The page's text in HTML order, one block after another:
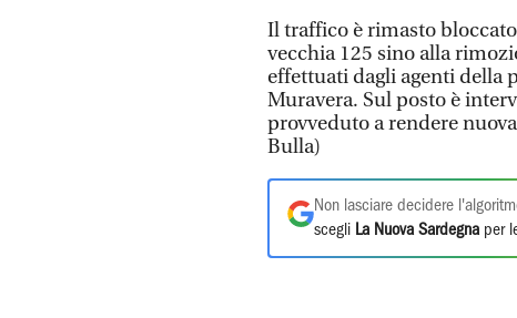
Il traffico è rimasto
vecchia 125 sino alla
effettuati dagli agenti della
Muravera. Sul posto è
provveduto a rendere
Bulla)
Non lasciare decidere
scegli La Nuova Sardegna per